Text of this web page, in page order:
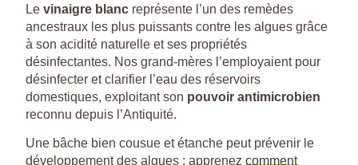
Le vinaigre blanc représente l’un des remèdes
ancestraux les plus puissants contre les algues grâce
à son acidité naturelle et ses propriétés
désinfectantes. Nos grand-mères l’employaient pour
désinfecter et clarifier l’eau des réservoirs
domestiques, exploitant son pouvoir antimicrobien
reconnu depuis l’Antiquité.
Une bâche bien cousue et étanche peut prévenir le
développement des algues : apprenez comment